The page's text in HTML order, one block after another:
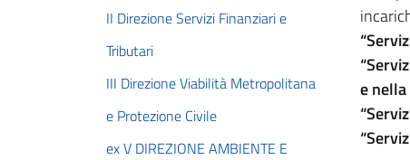
II Direzione Servizi Finanziari e
Tributari
III Direzione Viabilità Metropolitana
e Protezione Civile
ex V DIREZIONE AMBIENTE E
e